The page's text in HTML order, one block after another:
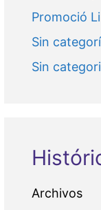
Promoció
Sin
Sin
Archivos